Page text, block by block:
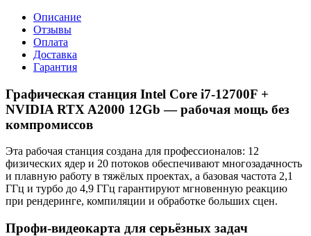
Описание
Отзывы
Оплата
Доставка
Гарантия
Графическая станция Intel Core i7-12700F +
NVIDIA RTX A2000 12Gb — рабочая мощь без
компромиссов
Эта рабочая станция создана для профессионалов: 12
физических ядер и 20 потоков обеспечивают многозадачность
и плавную работу в тяжёлых проектах, а базовая частота 2,1
ГГц и турбо до 4,9 ГГц гарантируют мгновенную реакцию
при рендеринге, компиляции и обработке больших сцен.
Профи‑видеокарта для серьёзных задач